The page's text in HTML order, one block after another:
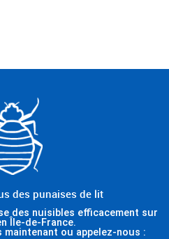
des punaises de lit
des nuisibles efficacement sur
Île-de-France.
maintenant ou appelez-nous :